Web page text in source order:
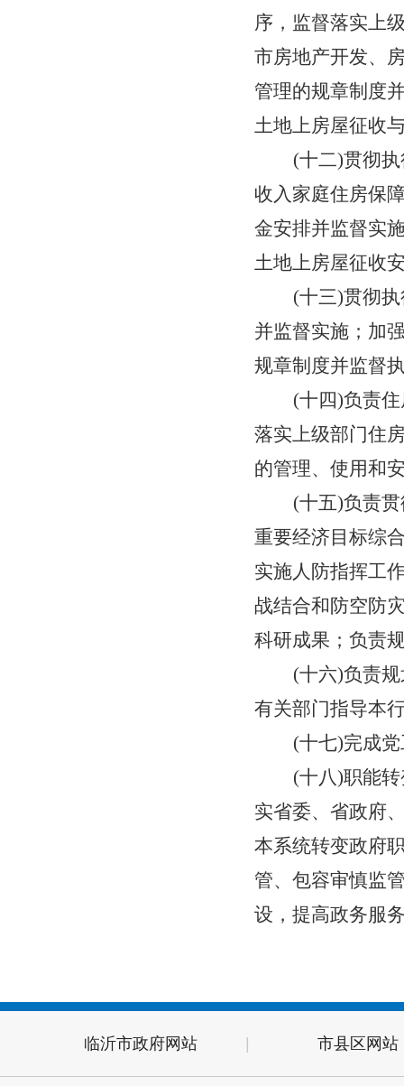
序， 监督落实上
市房地产开发、
管理的规章制度
土地上房屋征收
(十二)贯彻
收入家庭住房保
金安排并监督实
土地上房屋征收
(十三)贯彻
并监督实施；加
规章制度并监督
(十四)负责
落实上级部门住
的管理、使用和
(十五)负责
重要经济目标综
实施人防指挥工
战结合和防空防
科研成果； 负责
(十六)负责
有关部门指导本
(十七)完成
(十八)职能
实省委、省政府
本系统转变政府
管、包容审慎监
设，提高政务服